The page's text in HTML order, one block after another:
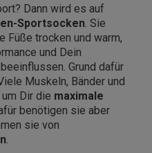
Dann wird es auf
Sportsocken . Sie
Füße trocken und warm,
und Dein
Grund dafür
Muskeln, Bänder und
Dir die maximale
benötigen sie aber
sie von